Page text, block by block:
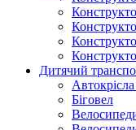
Дитячий
Біговел